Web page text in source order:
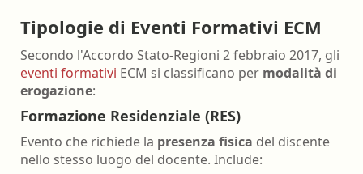
Tipologie di Eventi Formativi ECM
Secondo l'Accordo Stato-Regioni 2 febbraio 2017, gli
eventi formativi ECM si classificano per modalità di
erogazione:
Formazione Residenziale (RES)
Evento che richiede la presenza fisica del discente
nello stesso luogo del docente. Include: